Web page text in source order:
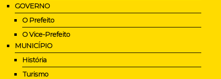
GOVERNO
O Prefeito
O Vice-Prefeito
MUNICÍPIO
História
Turismo